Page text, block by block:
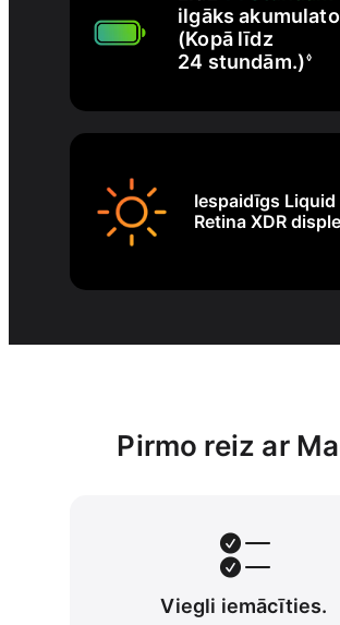
ilgāks
(Kopā līdz
24 stundām.)◊
Iespaidīgs Liquid
Retina XDR
Pirmo reiz ar
Viegli iemācīties.